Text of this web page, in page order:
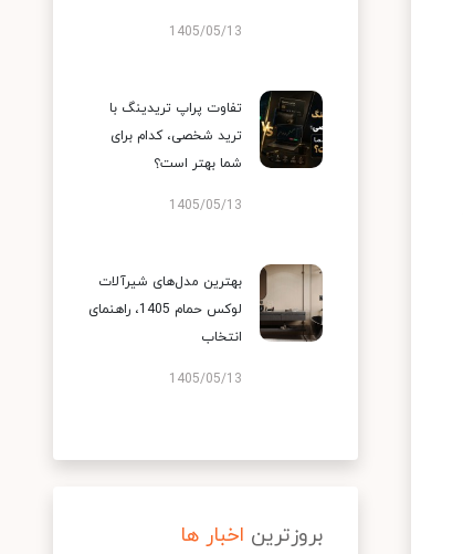
1405/05/13
تفاوت پراپ تریدینگ با
ترید شخصی، کدام برای
شما بهتر است؟
1405/05/13
بهترین مدل‌های شیرآلات
لوکس حمام 1405، راهنمای
انتخاب
1405/05/13
بروزترین اخبار ها